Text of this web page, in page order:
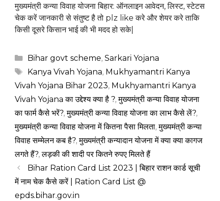
मुख्यमंत्री कन्या विवाह योजना बिहार: ऑनलाइन आवेदन, लिस्ट, स्टेटस
चेक करें जानकारी से संतुष्ट है तो plz like करे और शेयर करे ताकि
किसी दूसरे किसान भाई की भी मदद हो सके|
Categories
Bihar govt scheme, Sarkari Yojana
Tags
Kanya Vivah Yojana, Mukhyamantri Kanya
Vivah Yojana Bihar 2023, Mukhyamantri Kanya
Vivah Yojana का उद्देश्य क्या है ?,मुख्यमंत्री कन्या विवाह योजना
का फार्म कैसे भरें?,मुख्यमंत्री कन्या विवाह योजना का लाभ कैसे लें?,
मुख्यमंत्री कन्या विवाह योजना में कितना पैसा मिलता,मुख्यमंत्री कन्या
विवाह सम्मेलन कब है?,मुख्यमंत्री कन्यादान योजना में क्या क्या कागज
लगते हैं?,लड़की की शादी पर कितने रुपए मिलते हैं
Bihar Ration Card List 2023 | बिहार राशन कार्ड सूची
में नाम चेक कैसे करें | Ration Card List @
epds.bihar.gov.in